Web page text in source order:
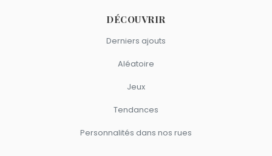
DÉCOUVRIR
Derniers ajouts
Aléatoire
Jeux
Tendances
Personnalités dans nos rues